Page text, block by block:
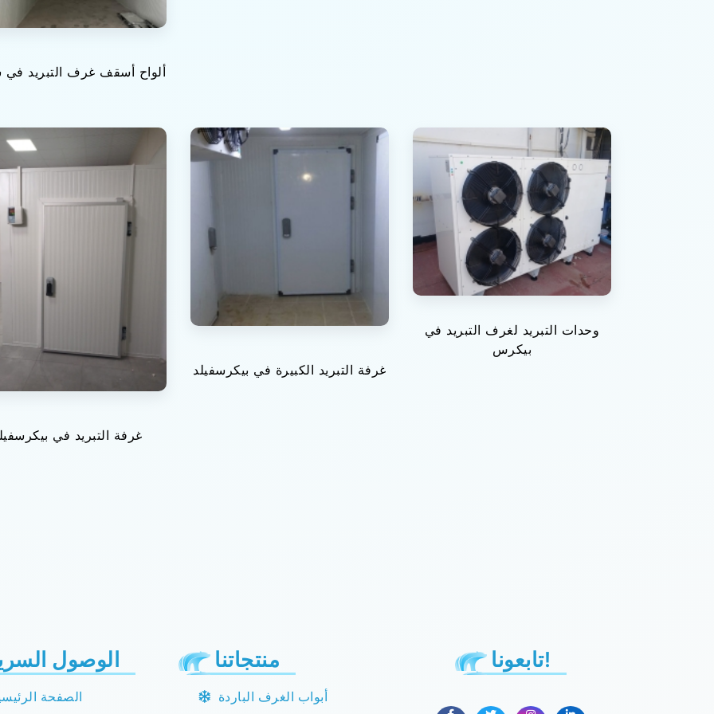
ألواح أسقف غرف التبريد في
غرفة التبريد في
غرفة التبريد الكبيرة في بيكرسفيلد
وحدات التبريد لغرف التبريد في
بيكرس
الوصول
الصفحة
منتجاتنا
أبواب الغرف الباردة
تابعونا!